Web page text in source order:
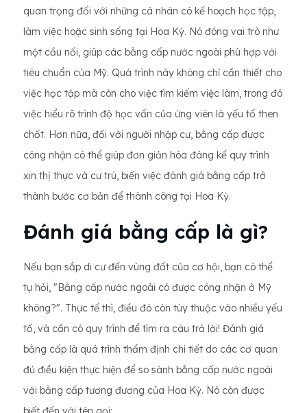
quan trọng đối với những cá nhân có kế hoạch học tập,
làm việc hoặc sinh sống tại Hoa Kỳ. Nó đóng vai trò như
một cầu nối, giúp các bằng cấp nước ngoài phù hợp với
tiêu chuẩn của Mỹ. Quá trình này không chỉ cần thiết cho
việc học tập mà còn cho việc tìm kiếm việc làm, trong đó
việc hiểu rõ trình độ học vấn của ứng viên là yếu tố then
chốt. Hơn nữa, đối với người nhập cư, bằng cấp được
công nhận có thể giúp đơn giản hóa đáng kể quy trình
xin thị thực và cư trú, biến việc đánh giá bằng cấp trở
thành bước cơ bản để thành công tại Hoa Kỳ.
Đánh giá bằng cấp là gì?
Nếu bạn sắp di cư đến vùng đất của cơ hội, bạn có thể
tự hỏi, "Bằng cấp nước ngoài có được công nhận ở Mỹ
không?". Thực tế thì, điều đó còn tùy thuộc vào nhiều yếu
tố, và cần có quy trình để tìm ra câu trả lời! Đánh giá
bằng cấp là quá trình thẩm định chi tiết do các cơ quan
đủ điều kiện thực hiện để so sánh bằng cấp nước ngoài
với bằng cấp tương đương của Hoa Kỳ. Nó còn được